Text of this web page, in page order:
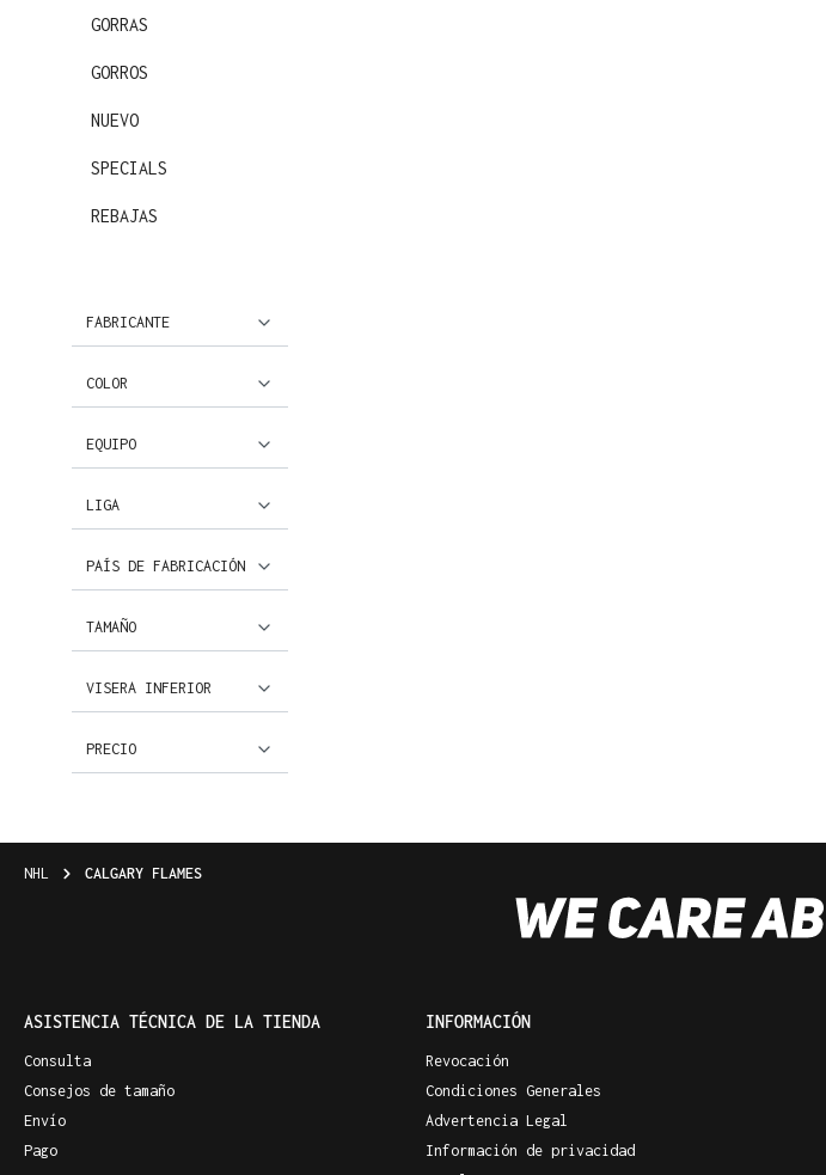
GORRAS
GORROS
NUEVO
SPECIALS
REBAJAS
FABRICANTE
COLOR
EQUIPO
LIGA
PAÍS DE FABRICACIÓN
TAMAÑO
VISERA INFERIOR
PRECIO
NHL CALGARY FLAMES
ASISTENCIA TÉCNICA DE LA TIENDA
Consulta
Consejos de tamaño
Envío
Pago
INFORMACIÓN
Revocación
Condiciones Generales
Advertencia Legal
Información de privacidad